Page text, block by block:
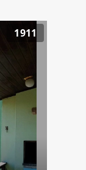
1911